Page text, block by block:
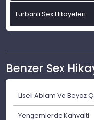
Türbanlı Sex Hikayeleri
Benzer Sex
Liseli Ablam Ve Beyaz
Yengemlerde Kahvalti